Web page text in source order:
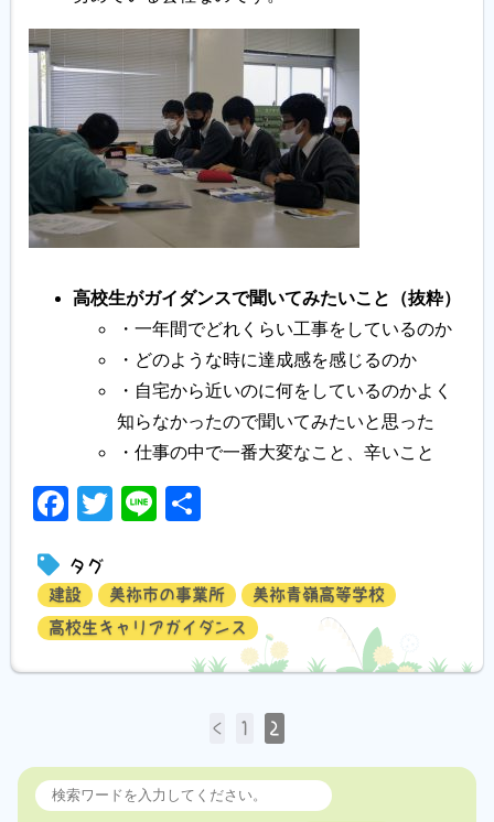
高校生がガイダンスで聞いてみたいこと（抜粋）
・一年間でどれくらい工事をしているのか
・どのような時に達成感を感じるのか
・自宅から近いのに何をしているのかよく
知らなかったので聞いてみたいと思った
・仕事の中で一番大変なこと、辛いこと
Facebook
Twitter
Line
タグ
建設 美祢市の事業所
美祢青嶺高等学校
高校生キャリアガイダンス
< 1 2